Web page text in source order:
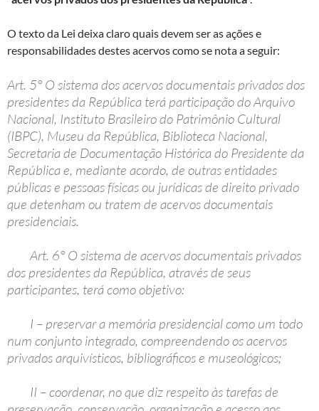
O texto da Lei deixa claro quais devem ser as ações e
responsabilidades destes acervos como se nota a seguir:
Art. 5° O sistema dos acervos documentais privados dos
presidentes da República terá participação do Arquivo
Nacional, Instituto Brasileiro do Patrimônio Cultural
(IBPC), Museu da República, Biblioteca Nacional,
Secretaria de Documentação Histórica do Presidente da
República e, mediante acordo, de outras entidades
públicas e pessoas físicas ou jurídicas de direito privado
que detenham ou tratem de acervos documentais
presidenciais.
Art. 6° O sistema de acervos documentais privados
dos presidentes da República, através de seus
participantes, terá como objetivo:
I – preservar a memória presidencial como um todo
num conjunto integrado, compreendendo os acervos
privados arquivísticos, bibliográficos e museológicos;
II – coordenar, no que diz respeito às tarefas de